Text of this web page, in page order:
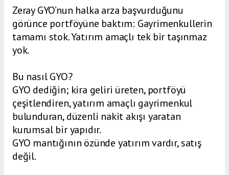
Zeray GYO’nun halka arza başvurduğunu
görünce portföyüne baktım: Gayrimenkullerin
tamamı stok. Yatırım amaçlı tek bir taşınmaz
yok.
Bu nasıl GYO?
GYO dediğin; kira geliri üreten, portföyü
çeşitlendiren, yatırım amaçlı gayrimenkul
bulunduran, düzenli nakit akışı yaratan
kurumsal bir yapıdır.
GYO mantığının özünde yatırım vardır, satış
değil.